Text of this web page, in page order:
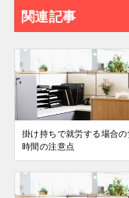
関連記事
掛け持ちで就労する場合の
時間の注意点